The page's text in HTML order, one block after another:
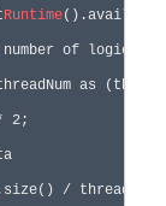
Runtime
number of logical
as (the
* 2;
.size() /